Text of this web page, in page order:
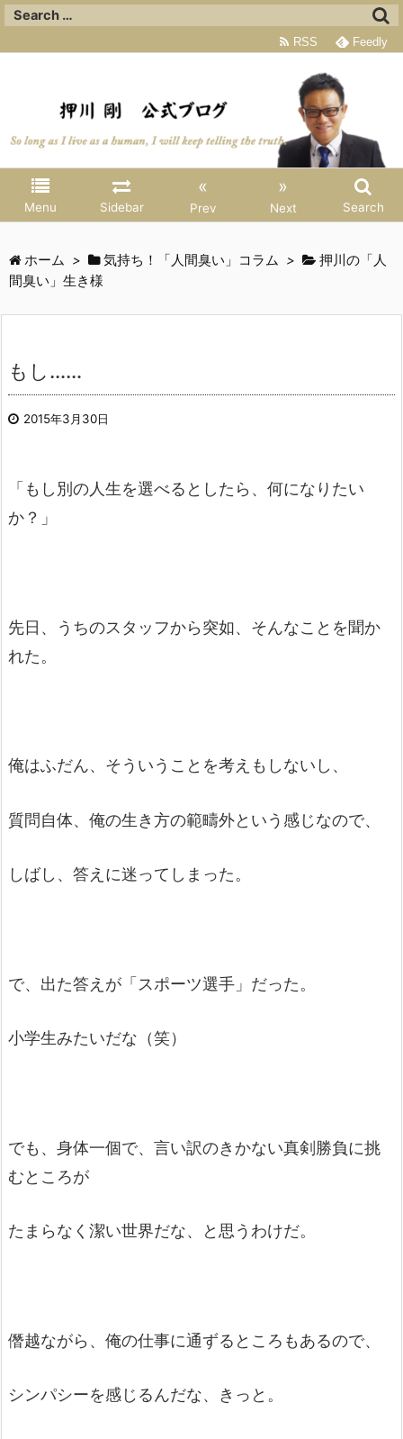
Menu Sidebar
«
Prev
»
Next Search
RSS Feedly
ホーム > 気持ち！「人間臭い」コラム >
押川の「人
間臭い」生き様
もし……
2015年3月30日
「もし別の人生を選べるとしたら、何になりたい
か？」
先日、うちのスタッフから突如、そんなことを聞か
れた。
俺はふだん、そういうことを考えもしないし、
質問自体、俺の生き方の範疇外という感じなので、
しばし、答えに迷ってしまった。
で、出た答えが「スポーツ選手」だった。
小学生みたいだな（笑）
でも、身体一個で、言い訳のきかない真剣勝負に挑
むところが
たまらなく潔い世界だな、と思うわけだ。
僭越ながら、俺の仕事に通ずるところもあるので、
シンパシーを感じるんだな、きっと。